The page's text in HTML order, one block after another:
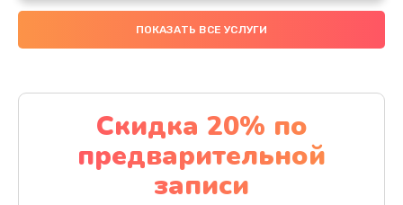
Замена аккумулятора
4000 руб.
Замена материнской платы
1100 руб.
Заказать
ПОКАЗАТЬ ВСЕ УСЛУГИ
Скидка 20% по
предварительной
записи